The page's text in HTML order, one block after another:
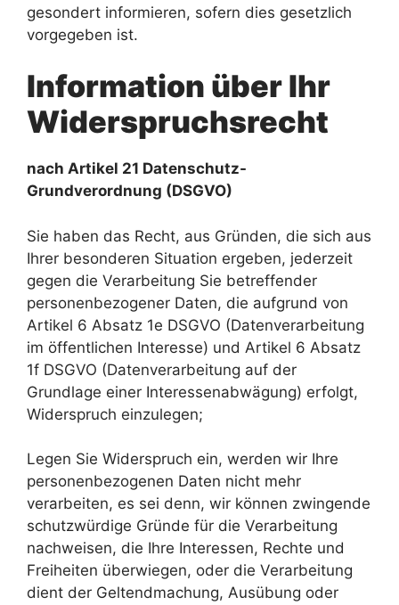
gesondert informieren, sofern dies gesetzlich
vorgegeben ist.
Information über Ihr
Widerspruchsrecht
nach Artikel 21 Datenschutz-
Grundverordnung (DSGVO)
Sie haben das Recht, aus Gründen, die sich aus
Ihrer besonderen Situation ergeben, jederzeit
gegen die Verarbeitung Sie betreffender
personenbezogener Daten, die aufgrund von
Artikel 6 Absatz 1e DSGVO (Datenverarbeitung
im öffentlichen Interesse) und Artikel 6 Absatz
1f DSGVO (Datenverarbeitung auf der
Grundlage einer Interessenabwägung) erfolgt,
Widerspruch einzulegen;
Legen Sie Widerspruch ein, werden wir Ihre
personenbezogenen Daten nicht mehr
verarbeiten, es sei denn, wir können zwingende
schutzwürdige Gründe für die Verarbeitung
nachweisen, die Ihre Interessen, Rechte und
Freiheiten überwiegen, oder die Verarbeitung
dient der Geltendmachung, Ausübung oder